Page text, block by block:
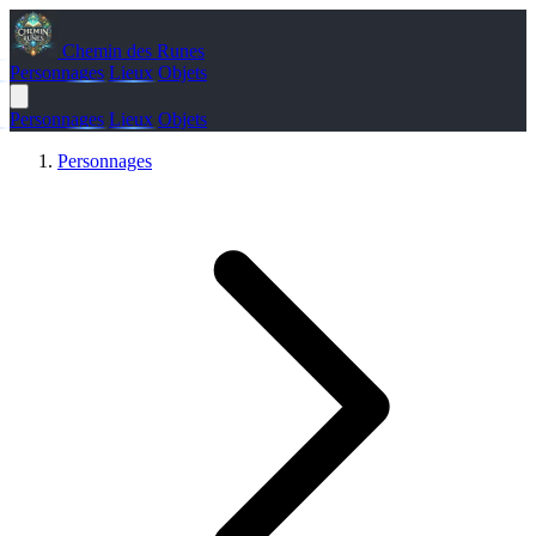
Chemin des Runes
Personnages Lieux Objets
Personnages Lieux Objets
Personnages